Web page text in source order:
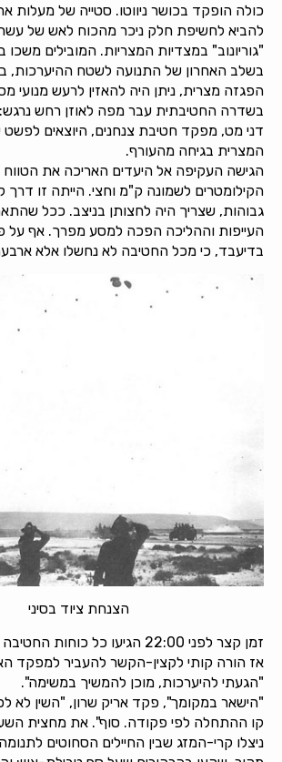
כולה הופקד בכושר ניווטו. סטייה של מעלות
להביא לחשיפת חלק ניכר מהכוח לאש של
"גוריונוב" במצדיות המצריות. המובילים
בשלב האחרון של התנועה לשטח ההיערכות,
הפגזה מצרית, ניתן היה להאזין לרעש מנועי
בשדרה החטיבתית עבר מפה לאוזן רחש
דני מט, מפקד חטיבת צנחנים, היוצאים לפשט
המצרית בגיחה מהעורף.
הגישה העקיפה אל היעדים האריכה את
הקילומטרים לשמונה ק"מ וחצי. הייתה זו דרך
גבוהות, שצריך היה לחצותן בניצב. ככל
העייפות וההליכה הפכה למסע מפרך. אף על
בדיעבד, כי מכל החטיבה לא נחשלו אלא
הצנחת ציוד בסיני
זמן קצר לפני 22:00 הגיעו כל
אז הורה קותי לקצין-הקשר להעביר למפקד
"הגעתי להיערכות, מוכן להמשיך במשימה".
קו ההתחלה לפי פקודה. סוף". את מחצית
ניצלו קרי-המזג שבין החיילים הסחוטים